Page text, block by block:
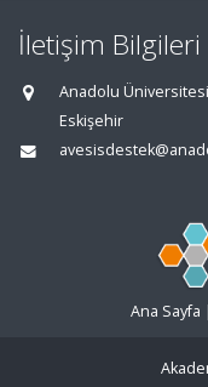
İletişim Bilgileri
Anadolu
Eskişehir
Ana Sayfa